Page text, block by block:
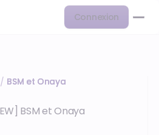
Connexion
/ BSM et Onaya
BSM et Onaya